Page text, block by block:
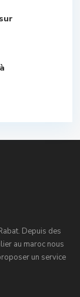
Depuis des
au maroc nous
un service